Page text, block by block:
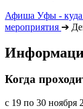
Афиша Уфы - куда
мероприятия ➔
Когда
с 19 по 30 ноября